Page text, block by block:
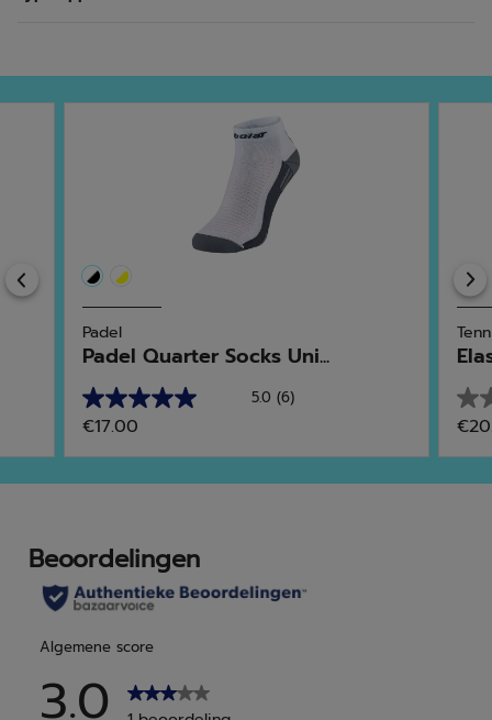
Previous
Padel
Padel Quarter Socks Uni...
5.0 (6)
5.0
van
de
5
6
beoordelingen
€17.00
0.0
van
de
5